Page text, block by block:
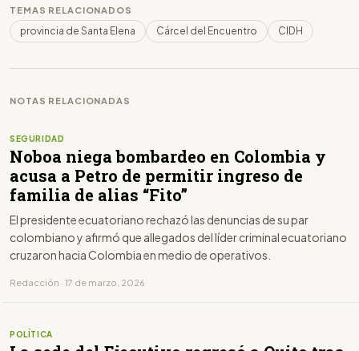
TEMAS RELACIONADOS
provincia de Santa Elena Cárcel del Encuentro CIDH
NOTAS RELACIONADAS
SEGURIDAD
Noboa niega bombardeo en Colombia y
acusa a Petro de permitir ingreso de
familia de alias “Fito”
El presidente ecuatoriano rechazó las denuncias de su par
colombiano y afirmó que allegados del líder criminal ecuatoriano
cruzaron hacia Colombia en medio de operativos.
Redacción · 17 de marzo, 2026
POLÍTICA